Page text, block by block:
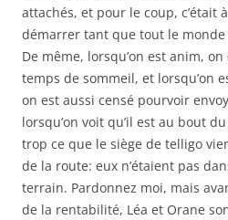
attachés, et pour le coup, c’était
démarrer tant que tout le monde
De même, lorsqu’on est anim,
temps de sommeil, et lorsqu’on
on est aussi censé pourvoir
lorsqu’on voit qu’il est au bout
trop ce que le siège de telligo
de la route: eux n’étaient pas
terrain. Pardonnez moi, mais
de la rentabilité, Léa et Orane